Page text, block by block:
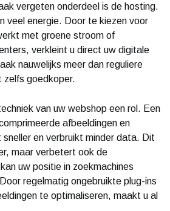
vergeten onderdeel is de hosting.
veel energie. Door te kiezen voor
met groene stroom of
verkleint u direct uw digitale
nauwelijks meer dan reguliere
zelfs goedkoper.
van uw webshop een rol. Een
afbeeldingen en
en verbruikt minder data. Dit
maar verbetert ook de
uw positie in zoekmachines
regelmatig ongebruikte plug-ins
te optimaliseren, maakt u al